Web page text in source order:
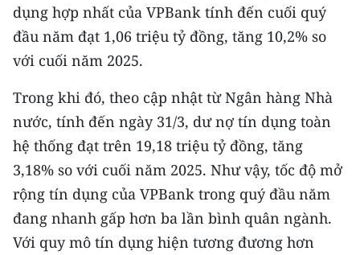
Media Xã hội
Media Pháp luật
Media Du lịch
Media Thế giới
Media Thể thao
Media Giáo dục
Media Y tế
dụng hợp nhất của VPBank tính đến cuối quý
đầu năm đạt 1,06 triệu tỷ đồng, tăng 10,2% so
với cuối năm 2025.
Trong khi đó, theo cập nhật từ Ngân hàng Nhà
nước, tính đến ngày 31/3, dư nợ tín dụng toàn
hệ thống đạt trên 19,18 triệu tỷ đồng, tăng
3,18% so với cuối năm 2025. Như vậy, tốc độ mở
rộng tín dụng của VPBank trong quý đầu năm
đang nhanh gấp hơn ba lần bình quân ngành.
Với quy mô tín dụng hiện tương đương hơn